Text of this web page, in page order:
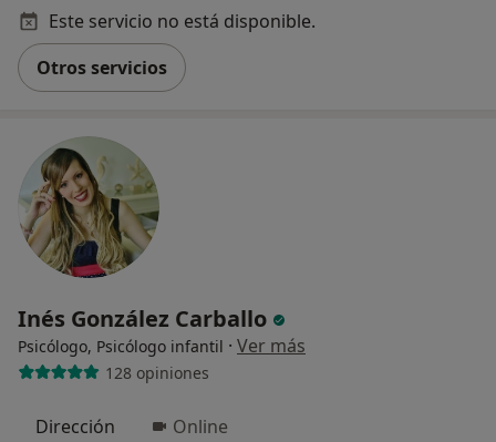
Este servicio no está disponible.
Otros servicios
Inés González Carballo
Psicólogo, Psicólogo infantil · Ver más
128 opiniones
Dirección Online